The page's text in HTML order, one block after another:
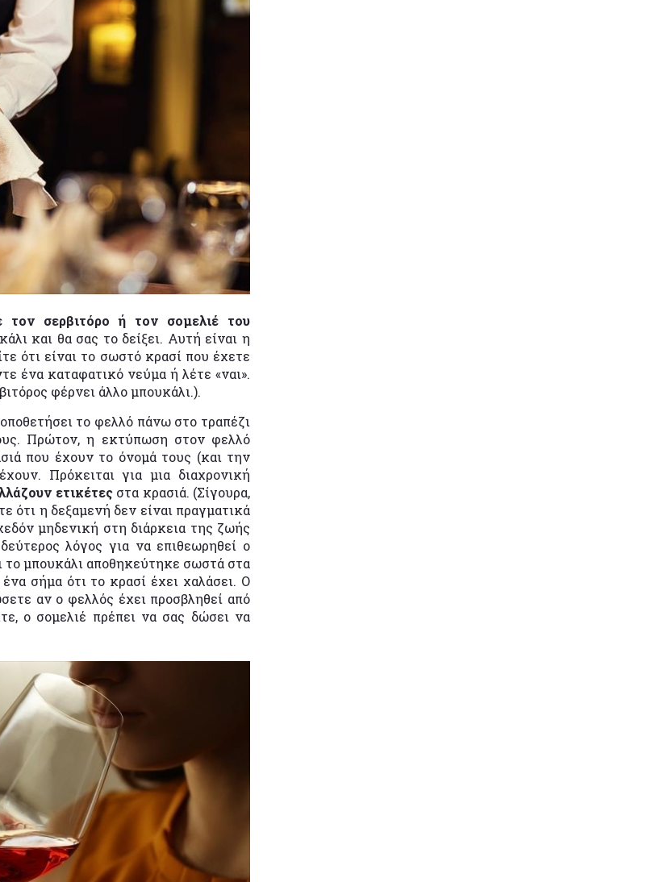
σερβιτόρο ή τον σομελιέ του
και θα σας το δείξει. Αυτή είναι η
ότι είναι το σωστό κρασί που έχετε
ένα καταφατικό νεύμα ή λέτε «ναι».
φέρνει άλλο μπουκάλι.).
το φελλό πάνω στο τραπέζι
Πρώτον, η εκτύπωση στον φελλό
που έχουν το όνομά τους (και την
Πρόκειται για μια διαχρονική
ετικέτεςστα κρασιά. (Σίγουρα,
ότι η δεξαμενή δεν είναι πραγματικά
μηδενική στη διάρκεια της ζωής
λόγος για να επιθεωρηθεί ο
το μπουκάλι αποθηκεύτηκε σωστά στα
σήμα ότι το κρασί έχει χαλάσει. Ο
αν ο φελλός έχει προσβληθεί από
ο σομελιέ πρέπει να σας δώσει να